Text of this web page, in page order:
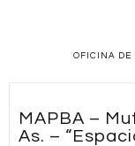
OFICINA DE
MAPBA –
As. –